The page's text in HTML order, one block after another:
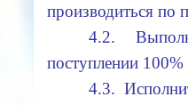
производиться по
4.2.
поступлении
4.3.